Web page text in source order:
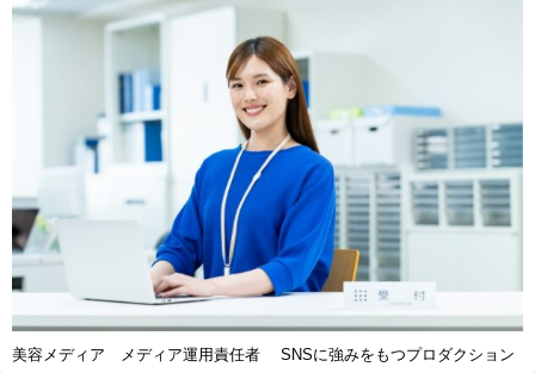
美容メディア メディア運用責任者 SNSに強みをもつプロダクション